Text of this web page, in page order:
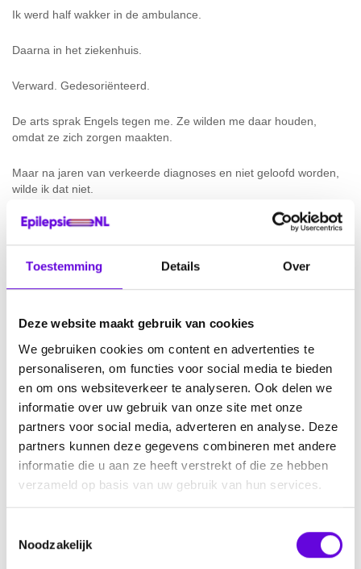
Toestemming Details Over
Deze website maakt gebruik van cookies
We gebruiken cookies om content en advertenties te
personaliseren, om functies voor social media te bieden
en om ons websiteverkeer te analyseren. Ook delen we
informatie over uw gebruik van onze site met onze
partners voor social media, adverteren en analyse. Deze
partners kunnen deze gegevens combineren met andere
informatie die u aan ze heeft verstrekt of die ze hebben
verzameld op basis van uw gebruik van hun services.
Noodzakelijk
Ik werd half wakker in de ambulance.
Daarna in het ziekenhuis.
Verward. Gedesoriënteerd.
De arts sprak Engels tegen me. Ze wilden me daar houden,
omdat ze zich zorgen maakten.
Maar na jaren van verkeerde diagnoses en niet geloofd worden,
wilde ik dat niet.
Ik gaf aan dat ik zo snel mogelijk terug naar Nederland wilde.
Ik wist wat mij die nacht was overkomen.
Dit was weer die ziekte…
Die grote, enge ziekte.
Echte epilepsie
SEIN
Terug in Nederland werd ik doorverwezen naar SEIN, een
gespecialiseerd epilepsiecentrum. Daar drong pas echt door hoe
ernstig mijn situatie was, en hoe lang ik hier al mee had
Bij SEIN werd mij duidelijk dat wat ik jarenlang had ervaren geen